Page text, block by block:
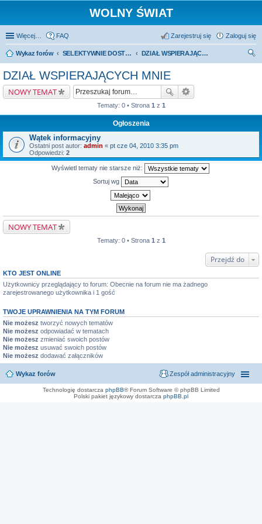
WOLNY ŚWIAT
Więcej… FAQ Zaloguj się
Zarejestruj się
Wykaz forów SELEKTYWNIE DOSTĘPNA CZĘŚĆ FORUM (czytać mogą wszyscy)
DZIAŁ WSPIERAJĄCYCH MNIE
DZIAŁ WSPIERAJĄCYCH MNIE
NOWY TEMAT
Tematy: 0 • Strona 1 z 1
Ogłoszenia
Wątek informacyjny
Ostatni post autor: admin « pt cze 04, 2010 3:35 pm
Odpowiedzi: 2
Wyświetl tematy nie starsze niż:
Sortuj wg
NOWY TEMAT
Tematy: 0 • Strona 1 z 1
Przejdź do
KTO JEST ONLINE
Użytkownicy przeglądający to forum: Obecnie na forum nie ma żadnego
zarejestrowanego użytkownika i 1 gość
TWOJE UPRAWNIENIA NA TYM FORUM
Nie możesz tworzyć nowych tematów
Nie możesz odpowiadać w tematach
Nie możesz zmieniać swoich postów
Nie możesz usuwać swoich postów
Nie możesz dodawać załączników
Wykaz forów Zespół administracyjny
Technologię dostarcza phpBB® Forum Software © phpBB Limited
Polski pakiet językowy dostarcza phpBB.pl